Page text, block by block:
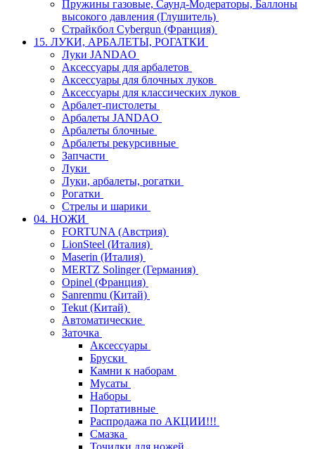
Пружины газовые, Саунд-Модераторы, Баллоны
высокого давления (Глушитель)
Страйкбол Cybergun (Франция)
15. ЛУКИ, АРБАЛЕТЫ, РОГАТКИ
Луки JANDAO
Аксессуары для арбалетов
Аксессуары для блочных луков
Аксессуары для классических луков
Арбалет-пистолеты
Арбалеты JANDAO
Арбалеты блочные
Арбалеты рекурсивные
Запчасти
Луки
Луки, арбалеты, рогатки
Рогатки
Стрелы и шарики
04. НОЖИ
FORTUNA (Австрия)
LionSteel (Италия)
Maserin (Италия)
MERTZ Solinger (Германия)
Opinel (Франция)
Sanrenmu (Китай)
Tekut (Китай)
Автоматические
Заточка
Аксессуары
Бруски
Камни к наборам
Мусаты
Наборы
Портативные
Распродажа по АКЦИИ!!!
Смазка
Точилки для ножей